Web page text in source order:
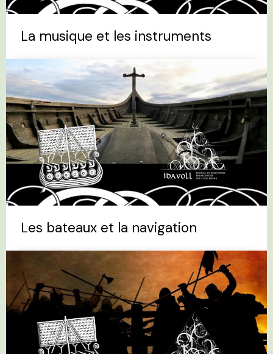
La musique et les instruments
Les bateaux et la navigation